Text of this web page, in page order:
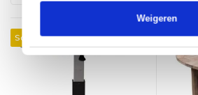
Weigeren
Sale 31% Sale